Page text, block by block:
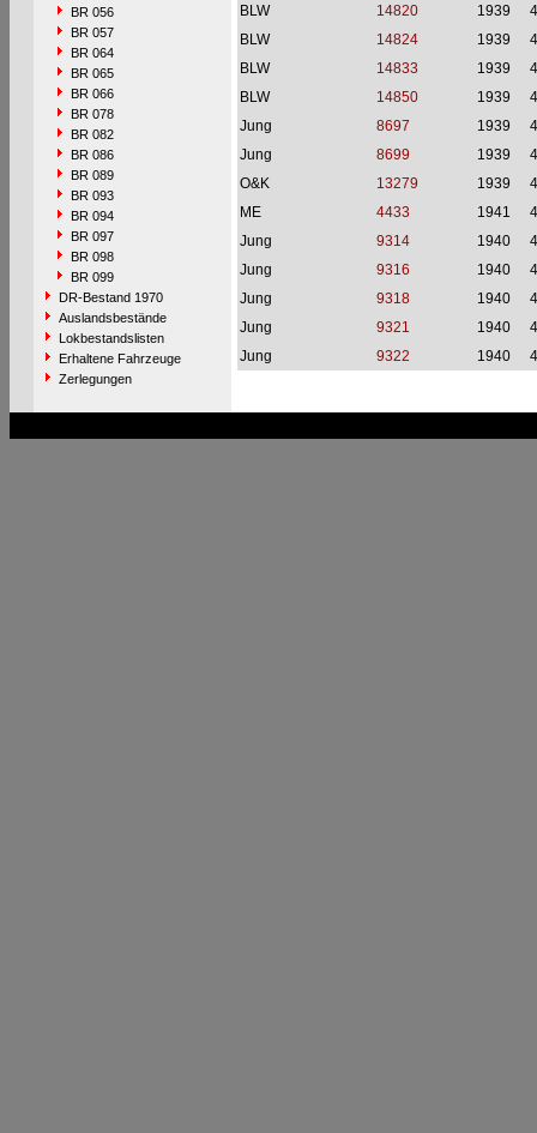
BR 056
BR 057
BR 064
BR 065
BR 066
BR 078
BR 082
BR 086
BR 089
BR 093
BR 094
BR 097
BR 098
BR 099
DR-Bestand 1970
Auslandsbestände
Lokbestandslisten
Erhaltene Fahrzeuge
Zerlegungen
BLW
14820 1939
BLW
14824 1939
BLW
14833 1939
BLW
14850 1939
Jung
8697 1939
Jung
8699 1939
O&K
13279 1939
ME
4433 1941
Jung
9314 1940
Jung
9316 1940
Jung
9318 1940
Jung
9321 1940
Jung
9322 1940